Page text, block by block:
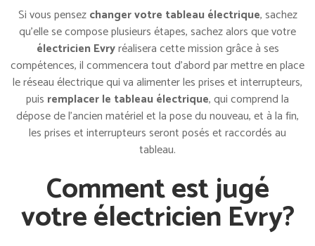
Si vous pensezchanger votre tableau électrique, sachez
qu’elle se compose plusieurs étapes, sachez alors que votre
électricien Evryréalisera cette mission grâce à ses
compétences, il commencera tout d’abord par mettre en place
le réseau électrique qui va alimenter les prises et interrupteurs,
puis remplacer le tableau électrique, qui comprend la
dépose de l’ancien matériel et la pose du nouveau, et à la fin,
les prises et interrupteurs seront posés et raccordés au
tableau.
Comment est jugé
votre électricien Evry?